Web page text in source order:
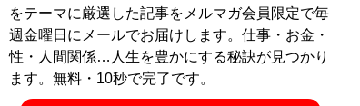
をテーマに厳選した記事をメルマガ会員限定で毎
週金曜日にメールでお届けします。仕事・お金・
性・人間関係…人生を豊かにする秘訣が見つかり
ます。無料・10秒で完了です。